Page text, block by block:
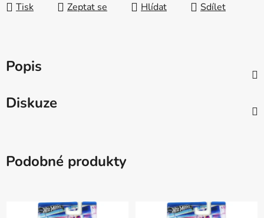
Tisk Zeptat se Hlídat Sdílet
Popis
Diskuze
Podobné produkty